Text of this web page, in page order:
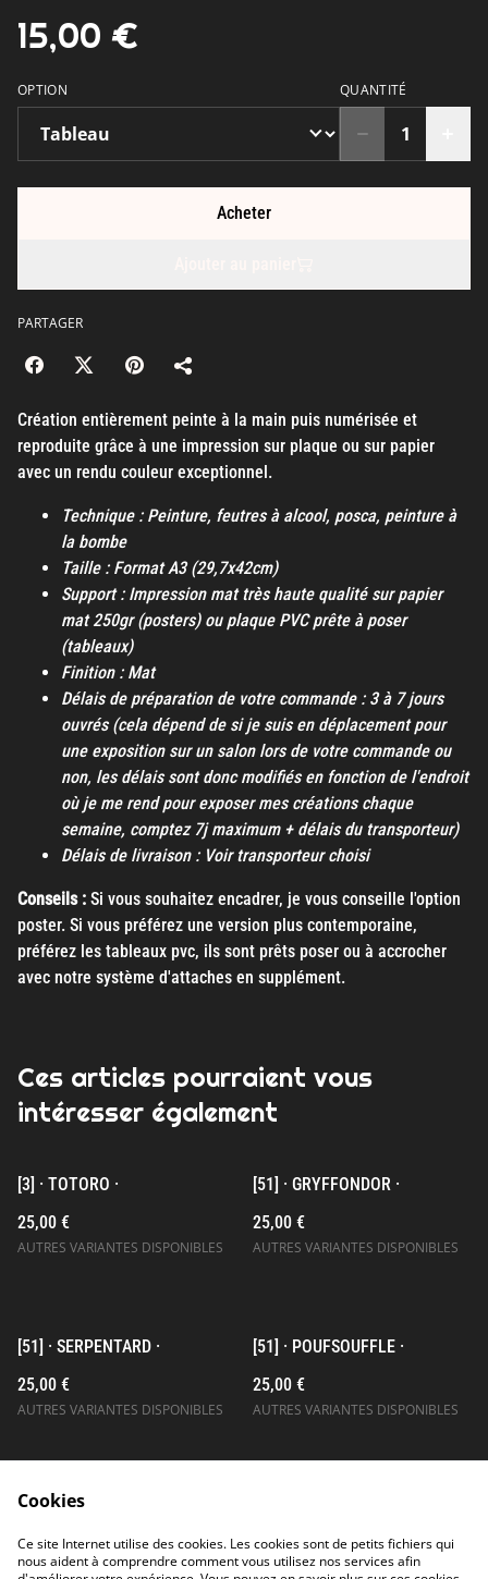
15,00 €
OPTION QUANTITÉ
Acheter
PARTAGER
Création entièrement peinte à la main puis numérisée et
reproduite grâce à une impression sur plaque ou sur papier
avec un rendu couleur exceptionnel.
Technique : Peinture, feutres à alcool, posca, peinture à
la bombe
Taille : Format A3 (29,7x42cm)
Support : Impression mat très haute qualité sur papier
mat 250gr (posters) ou plaque PVC prête à poser
(tableaux)
Finition : Mat
Délais de préparation de votre commande : 3 à 7 jours
ouvrés (cela dépend de si je suis en déplacement pour
une exposition sur un salon lors de votre commande ou
non, les délais sont donc modifiés en fonction de l'endroit
où je me rend pour exposer mes créations chaque
semaine, comptez 7j maximum + délais du transporteur)
Délais de livraison : Voir transporteur choisi
Conseils : Si vous souhaitez encadrer, je vous conseille l'option
poster. Si vous préférez une version plus contemporaine,
préférez les tableaux pvc, ils sont prêts poser ou à accrocher
avec notre système d'attaches en supplément.
Ces articles pourraient vous
intéresser également
[3] · TOTORO ·
25,00 €
AUTRES VARIANTES DISPONIBLES
[51] · GRYFFONDOR ·
25,00 €
AUTRES VARIANTES DISPONIBLES
[51] · SERPENTARD ·
25,00 €
AUTRES VARIANTES DISPONIBLES
[51] · POUFSOUFFLE ·
25,00 €
AUTRES VARIANTES DISPONIBLES
Cookies
Ce site Internet utilise des cookies. Les cookies sont de petits fichiers qui
nous aident à comprendre comment vous utilisez nos services afin